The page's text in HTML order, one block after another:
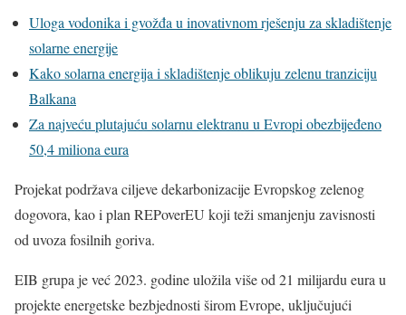
Uloga vodonika i gvožđa u inovativnom rješenju za skladištenje
solarne energije
Kako solarna energija i skladištenje oblikuju zelenu tranziciju
Balkana
Za najveću plutajuću solarnu elektranu u Evropi obezbijeđeno
50,4 miliona eura
Projekat podržava ciljeve dekarbonizacije Evropskog zelenog
dogovora, kao i plan REPoverEU koji teži smanjenju zavisnosti
od uvoza fosilnih goriva.
EIB grupa je već 2023. godine uložila više od 21 milijardu eura u
projekte energetske bezbjednosti širom Evrope, uključujući